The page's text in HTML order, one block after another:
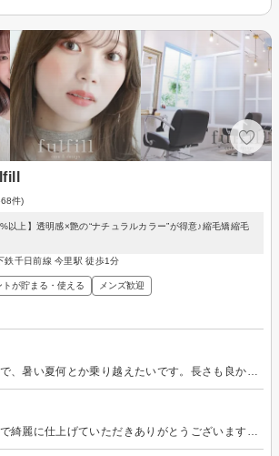
件)
以上】透明感×艶の“ナチュラルカラー”が得意♪縮毛矯縮毛
鉄千日前線 今里駅 徒歩1分
トが貯まる・使える メンズ歓迎